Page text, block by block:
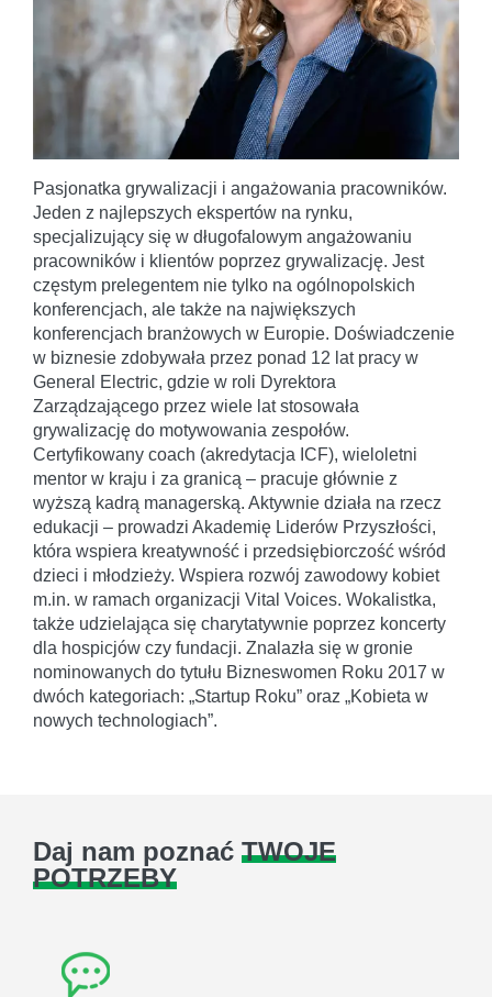
Pasjonatka grywalizacji i angażowania pracowników.
Jeden z najlepszych ekspertów na rynku,
specjalizujący się w długofalowym angażowaniu
pracowników i klientów poprzez grywalizację. Jest
częstym prelegentem nie tylko na ogólnopolskich
konferencjach, ale także na największych
konferencjach branżowych w Europie. Doświadczenie
w biznesie zdobywała przez ponad 12 lat pracy w
General Electric, gdzie w roli Dyrektora
Zarządzającego przez wiele lat stosowała
grywalizację do motywowania zespołów.
Certyfikowany coach (akredytacja ICF), wieloletni
mentor w kraju i za granicą – pracuje głównie z
wyższą kadrą managerską. Aktywnie działa na rzecz
edukacji – prowadzi Akademię Liderów Przyszłości,
która wspiera kreatywność i przedsiębiorczość wśród
dzieci i młodzieży. Wspiera rozwój zawodowy kobiet
m.in. w ramach organizacji Vital Voices. Wokalistka,
także udzielająca się charytatywnie poprzez koncerty
dla hospicjów czy fundacji. Znalazła się w gronie
nominowanych do tytułu Bizneswomen Roku 2017 w
dwóch kategoriach: „Startup Roku” oraz „Kobieta w
nowych technologiach”.
Daj nam poznać TWOJE
POTRZEBY